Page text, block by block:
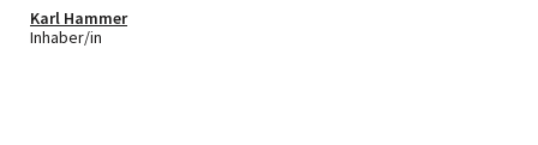
Karl Hammer
Inhaber/in